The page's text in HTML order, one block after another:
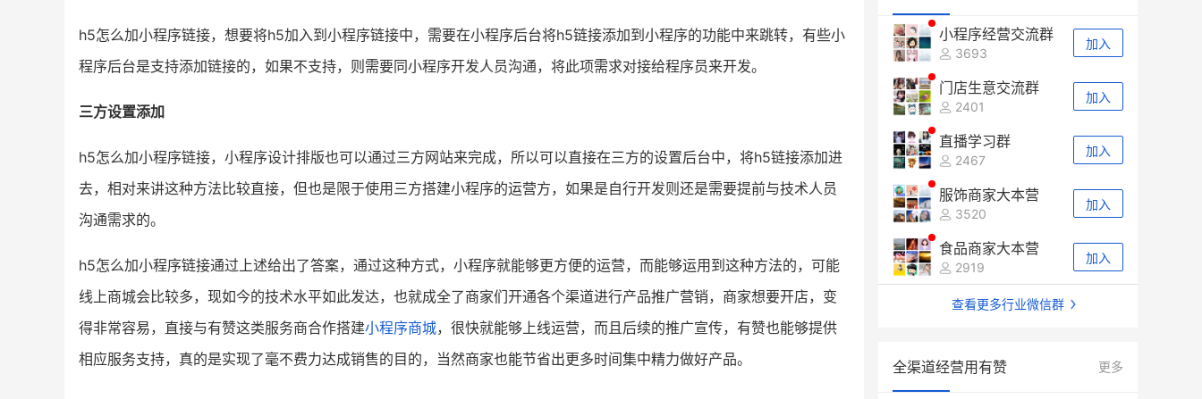
h5怎么加小程序链接，想要将h5加入到小程序链接中，需要在小程序后台将h5链接添加到小程序的功能中来跳转，有些小
程序后台是支持添加链接的，如果不支持，则需要同小程序开发人员沟通，将此项需求对接给程序员来开发。
三方设置添加
h5怎么加小程序链接，小程序设计排版也可以通过三方网站来完成，所以可以直接在三方的设置后台中，将h5链接添加进
去，相对来讲这种方法比较直接，但也是限于使用三方搭建小程序的运营方，如果是自行开发则还是需要提前与技术人员
沟通需求的。
h5怎么加小程序链接通过上述给出了答案，通过这种方式，小程序就能够更方便的运营，而能够运用到这种方法的，可能
线上商城会比较多，现如今的技术水平如此发达，也就成全了商家们开通各个渠道进行产品推广营销，商家想要开店，变
得非常容易，直接与有赞这类服务商合作搭建小程序商城，很快就能够上线运营，而且后续的推广宣传，有赞也能够提供
相应服务支持，真的是实现了毫不费力达成销售的目的，当然商家也能节省出更多时间集中精力做好产品。
小程序经营交流群
3693
加入
门店生意交流群
2401
加入
直播学习群
2467
加入
服饰商家大本营
3520
加入
食品商家大本营
2919
加入
查看更多行业微信群
全渠道经营用有赞 更多